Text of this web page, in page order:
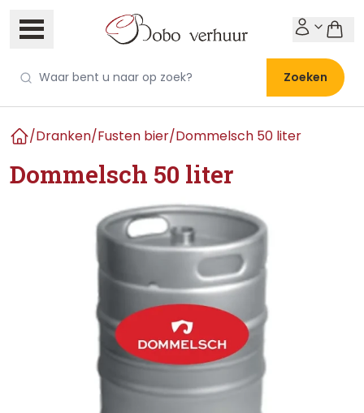
Zoeken
/Dranken/Fusten bier/Dommelsch 50 liter
Dommelsch 50 liter